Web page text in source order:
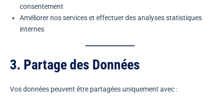
consentement
Améliorer nos services et effectuer des analyses statistiques
internes
3. Partage des Données
Vos données peuvent être partagées uniquement avec :